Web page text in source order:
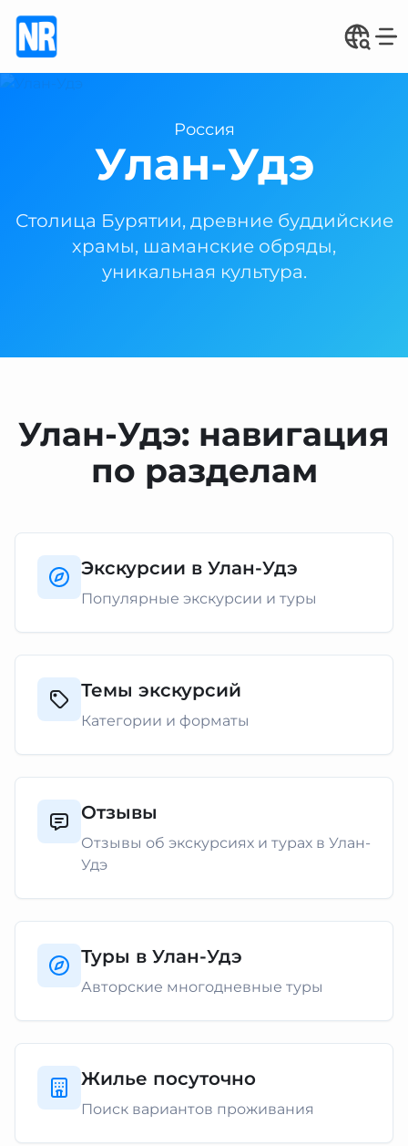
Россия
Улан-Удэ
Столица Бурятии, древние буддийские
храмы, шаманские обряды,
уникальная культура.
Улан-Удэ: навигация
по разделам
Экскурсии в Улан-Удэ
Популярные экскурсии и туры
Темы экскурсий
Категории и форматы
Отзывы
Отзывы об экскурсиях и турах в Улан-
Удэ
Туры в Улан-Удэ
Авторские многодневные туры
Жилье посуточно
Поиск вариантов проживания